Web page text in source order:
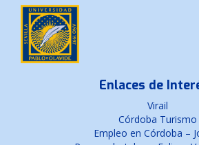
Enlaces de
Virail
Córdoba Turismo
Empleo en Córdoba –